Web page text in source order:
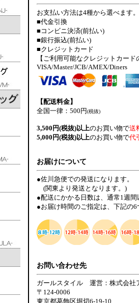
お支払い方法は4種から選べます。
■代金引換
■コンビニ決済(前払い)
■銀行振込(前払い)
■クレジットカード
【ご利用可能なクレジットカード
VISA/Master/JCB/AMEX/Diners
【配送料金】
全国一律：500円(税抜)
3,500円(税抜)以上のお買い物で送
5,000円(税抜)以上のお買い物で代
お届けについて
●佐川急便での発送になります。
(関東より発送となります。)
●配送にかかる日数は、通常1週
●お届け時間のご指定は、下記の
お問い合わせ先
ガールスタイル 運営：株式会社
〒124-0006
東京都葛飾区堀切6-19-10